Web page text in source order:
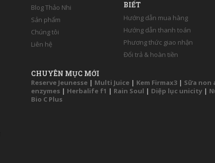
Blog Thảo Nhi
Sản phẩm
Chúng tôi
Liên hệ
BIẾT
Hướng dẫn mua hàng
Hướng dẫn thanh toán
Phương thức giao nhận
Đổi trả & hoàn tiền
CHUYÊN MỤC MỚI
Reserve Jeunesse | Multi Juice | Kem Firmax3 | Sữa non
enzymes | Herbalife f1 | Rain Soul | Diệp lục unicity |
Bio C Plus